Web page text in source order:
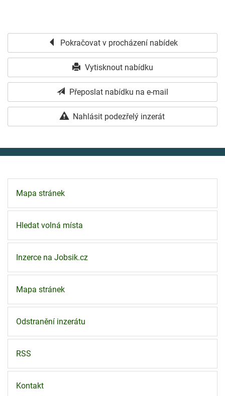
Pokračovat v procházení nabídek
Vytisknout nabídku
Přeposlat nabídku na e-mail
Nahlásit podezřelý inzerát
Mapa stránek
Hledat volná místa
Inzerce na Jobsik.cz
Mapa stránek
Odstranění inzerátu
RSS
Kontakt